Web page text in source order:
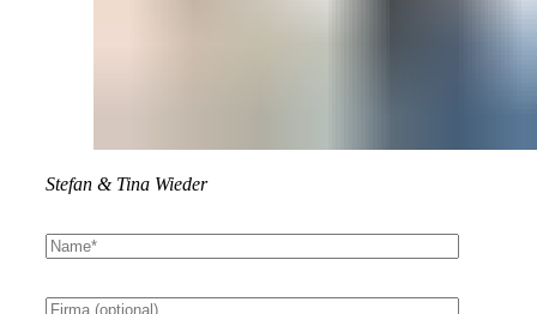
Stefan & Tina Wieder